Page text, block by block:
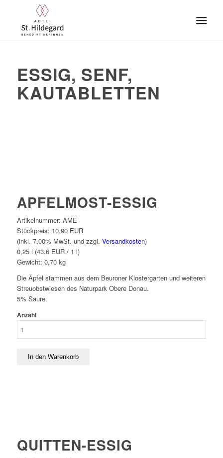
ESSIG, SENF,
KAUTABLETTEN
APFELMOST-ESSIG
Artikelnummer: AME
Stückpreis: 10,90 EUR
(inkl. 7,00% MwSt. und zzgl. Versandkosten)
0,25 l (43,6 EUR / 1 l)
Gewicht: 0,70kg
Die Äpfel stammen aus dem Beuroner Klostergarten und weiteren
Streuobstwiesen des Naturpark Obere Donau.
5% Säure.
Anzahl
QUITTEN-ESSIG